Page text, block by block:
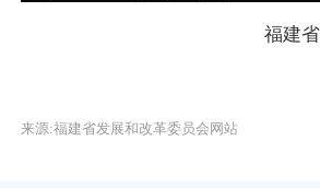
福建
来源:福建省发展和改革委员会网站